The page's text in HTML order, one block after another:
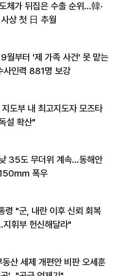
체가 뒤집은 수출 순위…韓·
상 첫 日 추월
월부터 '제 가족 사건' 못 맡는
인력 881명 보강
도부 내 최고지도자 모즈타
설 확산"
35도 무더위 계속…동해안
㎜ 폭우
령 "군, 내란 이후 신뢰 회복
휘부 헌신해달라"
산 세제 개편안 비판 오세훈